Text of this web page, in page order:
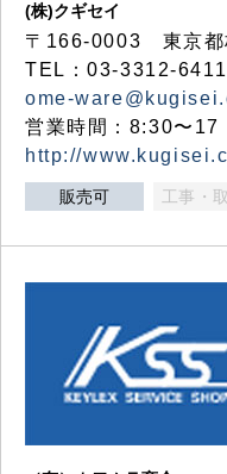
(株)クギセイ
〒166-0003 東京都
TEL：03-3312-
ome-
営業時間：8:30〜17
http://
販売可 工事・